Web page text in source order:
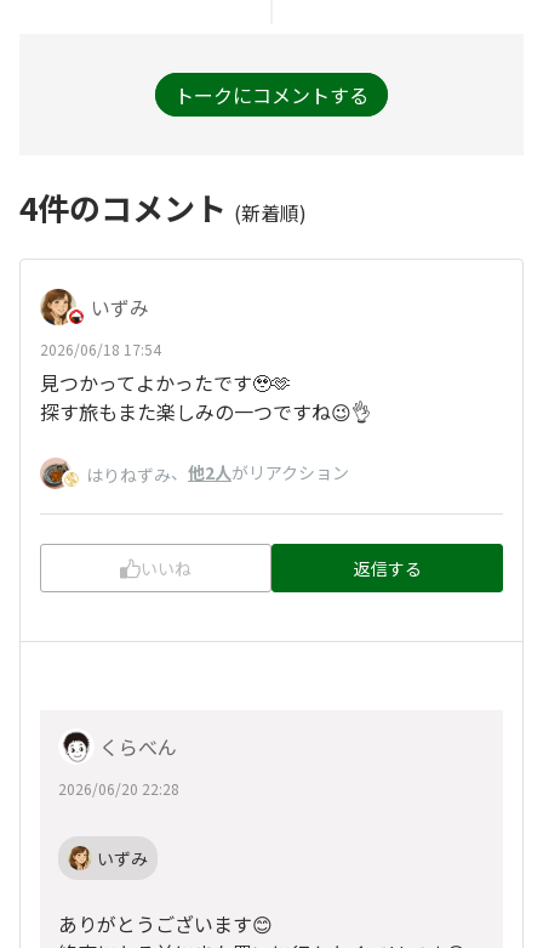
トークにコメントする
4件のコメント (新着順)
いずみ
2026/06/18 17:54
見つかってよかったです🥹🫶
探す旅もまた楽しみの一つですね😉👌
はりねずみ、 他2人がリアクション
いいね 返信する
くらべん
2026/06/20 22:28
いずみ
ありがとうございます😊